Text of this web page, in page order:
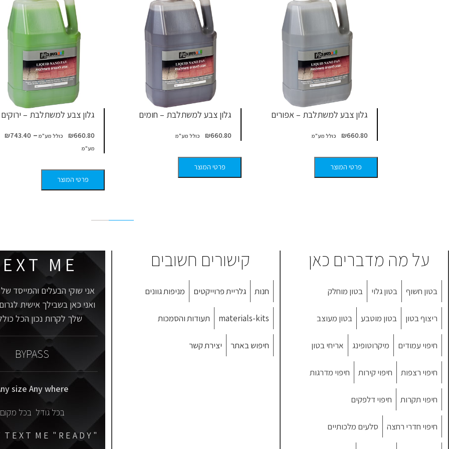
גלון צבע למשתלבת – אפורים
₪660.80
פרטי המוצר
גלון צבע למשתלבת – חומים
₪660.80
פרטי המוצר
גלון צבע למשתלבת – ירוקים
₪660.80
–
₪743.40
פרטי המוצר
X T M E
אני שוקי הבעלים והמייסד של
ואני כאן בשבילך אישית
שלך לקרות נכון הכל
BYPASS
size Any where
בכל גודל בכל מקום
" J U S T T E X T M E " R E A D Y "
קישורים חשובים
חנות גלריית פרוייקטים מניפות גוונים
materials-kits תעודות והסמכות
חיפוש באתר יצירת קשר
על מה מדברים כאן
בטון חשוף בטון גלוי בטון מוחלק
ריצוף בטון בטון מוטבע בטון מעוצב
חיפוי עמודים מיקרוטופינג אריחי בטון
חיפוי רצפות חיפוי קירות חיפוי מדרגות
חיפוי תקרות חיפוי דלפקים
חיפוי חדרי רחצה סלעים מלכותיים